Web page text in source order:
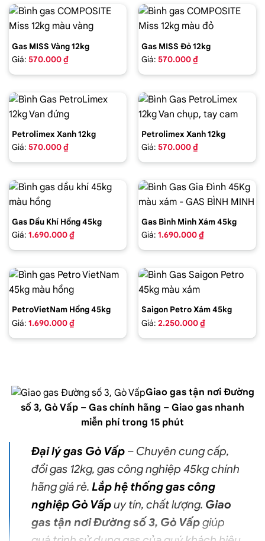
Gas MISS Vàng 12kg
Giá: 570.000 ₫
Gas MISS Đỏ 12kg
Giá: 570.000 ₫
Petrolimex Xanh 12kg
Giá: 570.000 ₫
Petrolimex Xanh 12kg
Giá: 570.000 ₫
Gas Dầu Khí Hồng 45kg
Giá: 1.690.000 ₫
Gas Bình Minh Xám 45kg
Giá: 1.690.000 ₫
PetroVietNam Hồng 45kg
Giá: 1.690.000 ₫
Saigon Petro Xám 45kg
Giá: 2.250.000 ₫
Giao gas tận nơi Đường
số 3, Gò Vấp – Gas chính hãng – Giao gas nhanh
miễn phí trong 15 phút
Đại lý gas Gò Vấp – Chuyên cung cấp,
đổi gas 12kg, gascông nghiệp 45kg chính
hãng giá rẻ. Lắp hệ thống gas công
nghiệp Gò Vấpuy tín, chất lượng. Giao
gas tận nơi Đường số 3, Gò Vấpgiúp